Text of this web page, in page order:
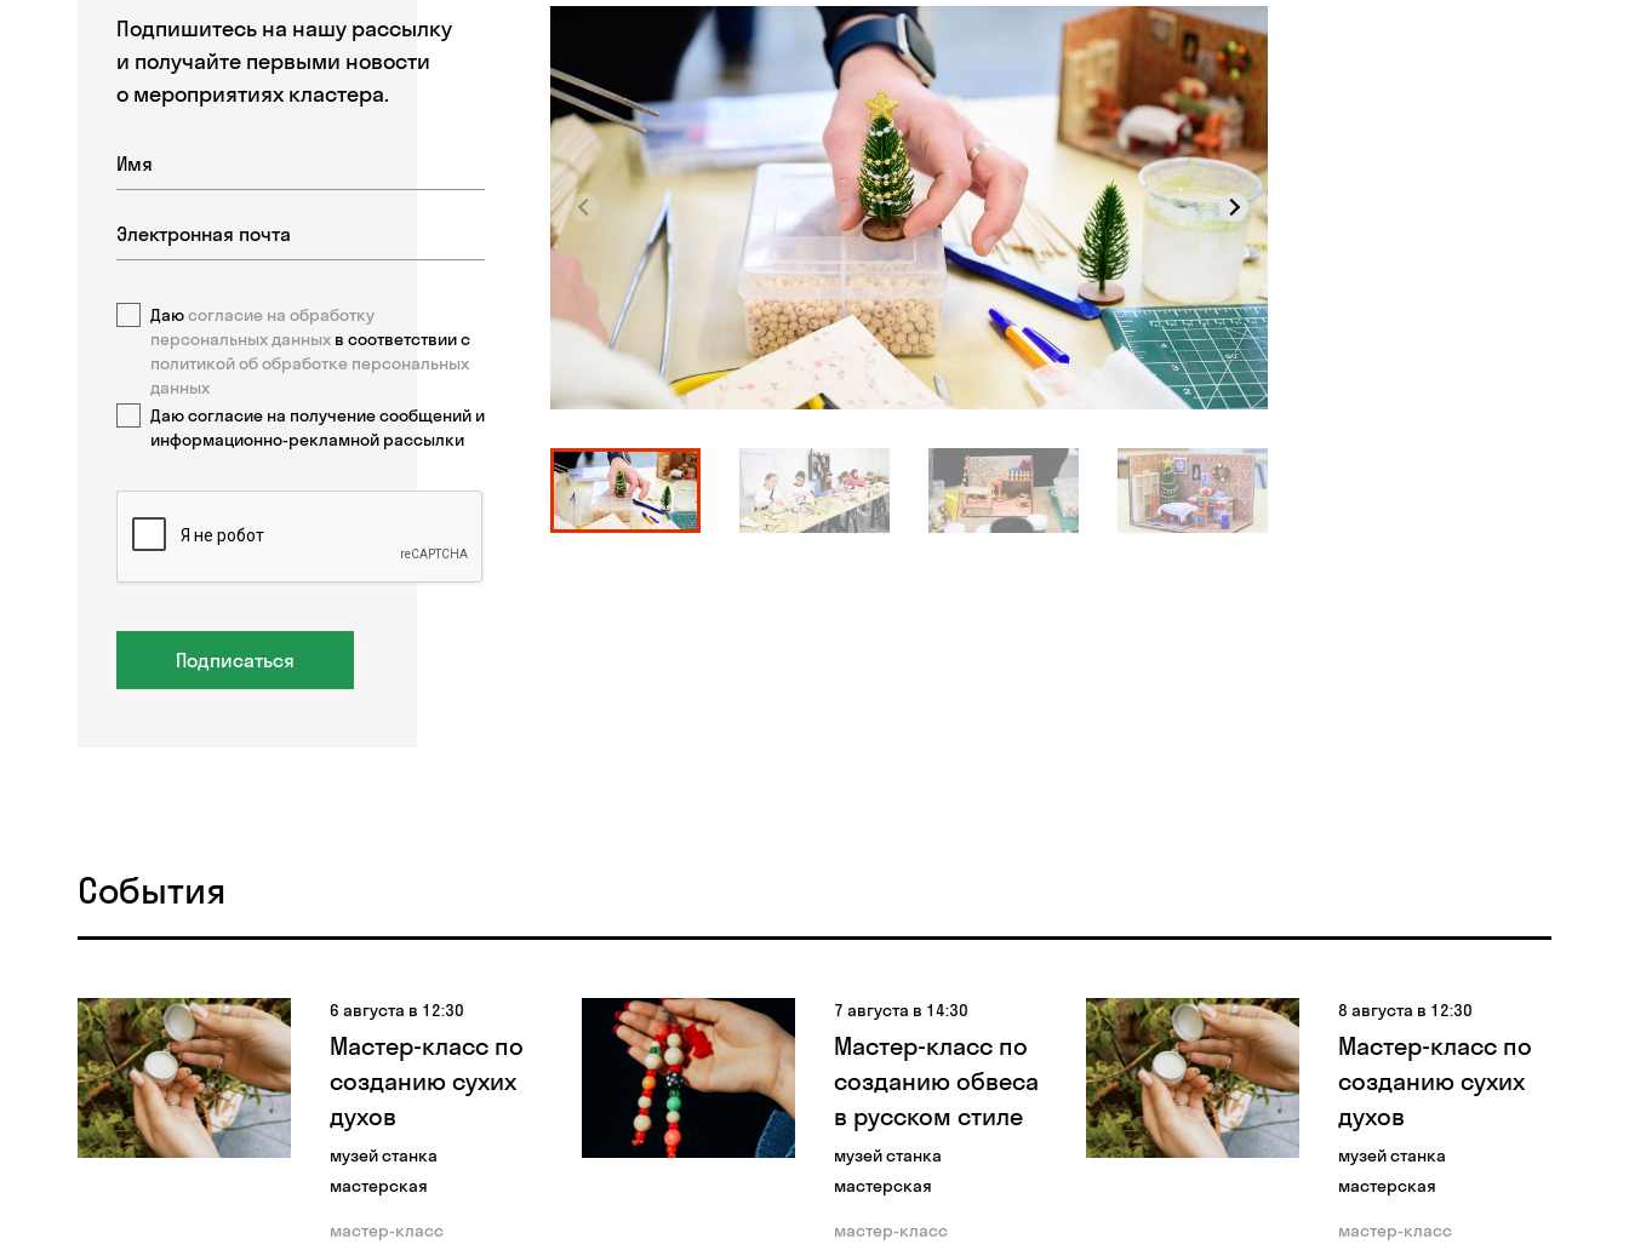
Подпишитесь на нашу рассылку
и получайте первыми новости
о мероприятиях кластера.
Даюсогласие на обработку
персональных данных в соответствии с
политикой об обработке персональных
данных
Даю согласие на получение сообщений и
информационно-рекламной рассылки
Подписаться
События
6 августа в 12:30
Мастер-класс по
созданию сухих
духов
музей станка
мастерская
мастер-класс
7 августа в 14:30
Мастер-класс по
созданию обвеса
в русском стиле
музей станка
мастерская
мастер-класс
8 августа в 12:30
Мастер-класс по
созданию сухих
духов
музей станка
мастерская
мастер-класс